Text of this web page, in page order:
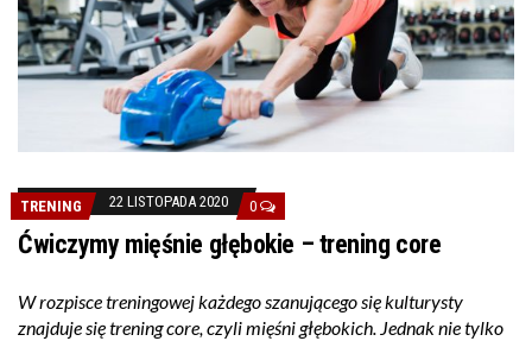
TRENING 22 LISTOPADA 2020 0
Ćwiczymy mięśnie głębokie – trening core
W rozpisce treningowej każdego szanującego się kulturysty
znajduje się trening core, czyli mięśni głębokich. Jednak nie tylko